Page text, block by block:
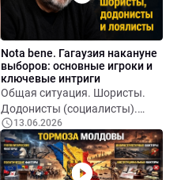
окружающей среды. Читая
заявления Рогозина думаешь:
это последствия конкретного
ранения или симптом гораздо
более серьёзной болезни,
поразившей значительную
часть российской правящей
верхушки.
Nota bene. Гагаузия накануне
выборов: основные игроки и
ключевые интриги
Общая ситуация. Шористы.
Додонисты (социалисты).
Лоялисты. Наблюдатели.
Дополнительные центры
влияния. Роль Кишинёва и
PAS. Главные выводы
13.06.2026